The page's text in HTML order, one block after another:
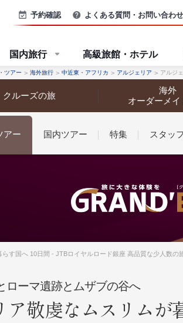
予約確認 よくある質問・お問い合わせ
国内旅行 高級旅館・ホテル
ツアー 海外旅行 中近東・アフリカ アルジェリア アルジ
クルーズの旅
海外
オーダーメイ
アー 国内ツアー 特集 スタッ
なさまへ
す
す
す国へ 10日間 - JTBロイヤルロード銀座 高品質な少人数の
ローマ遺跡とムザブの谷へ
ア敬虔なムスリムが